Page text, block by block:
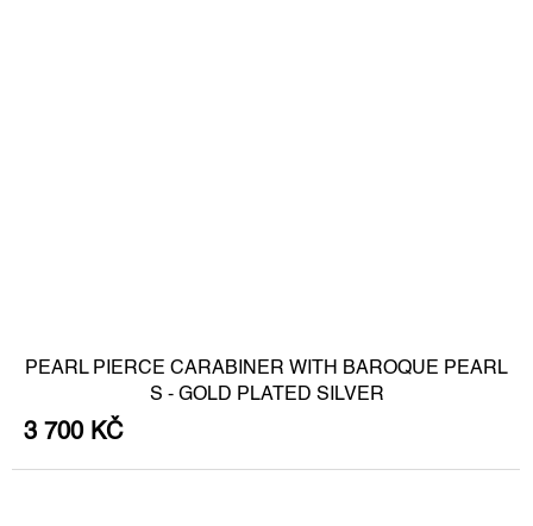
PEARL PIERCE CARABINER WITH BAROQUE PEARL
S - GOLD PLATED SILVER
3 700 KČ